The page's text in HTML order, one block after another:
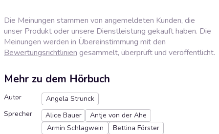
Die Meinungen stammen von angemeldeten Kunden, die
unser Produkt oder unsere Dienstleistung gekauft haben. Die
Meinungen werden in Übereinstimmung mit den
Bewertungsrichtlinien gesammelt, überprüft und veröffentlicht.
Mehr zu dem Hörbuch
Autor
Angela Strunck
Sprecher
Alice Bauer
Antje von der Ahe
Armin Schlagwein
Bettina Förster